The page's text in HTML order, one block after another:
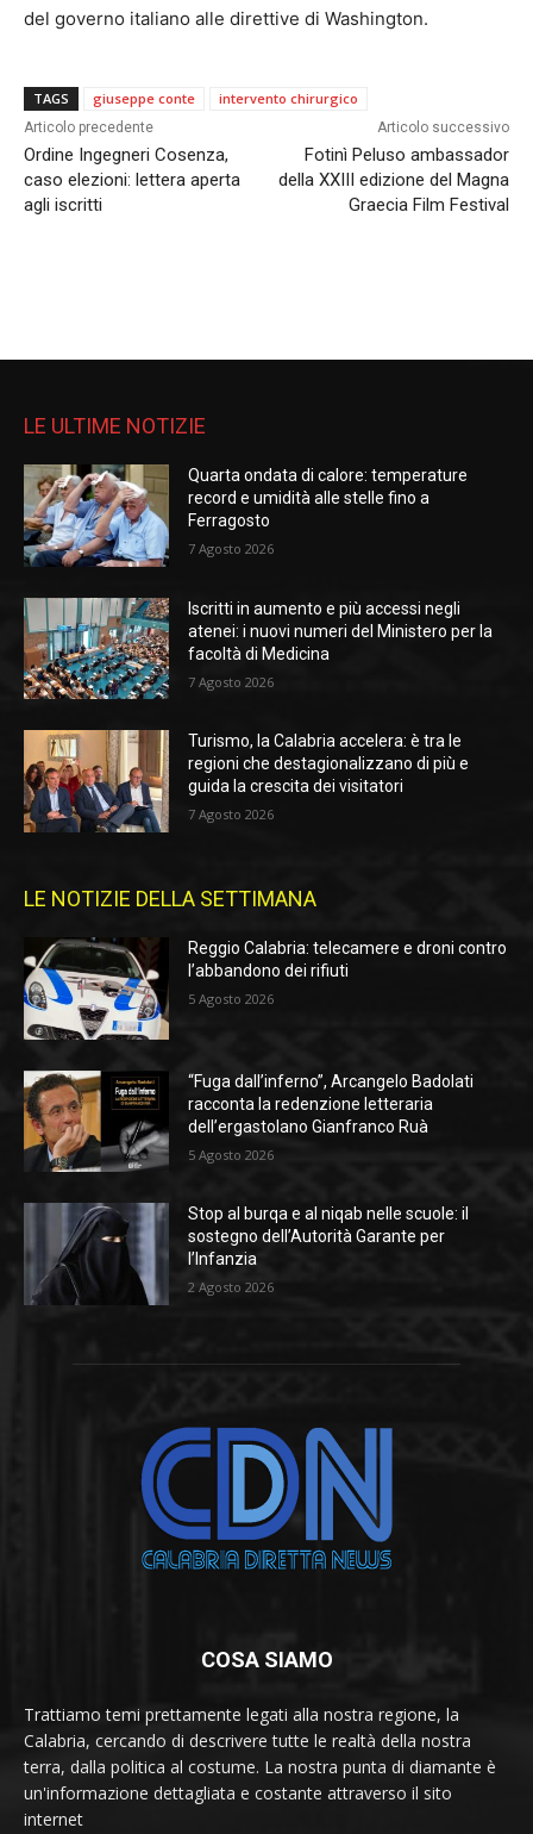
del governo italiano alle direttive di Washington.
TAGS giuseppe conte intervento chirurgico
Articolo precedente
Ordine Ingegneri Cosenza,
caso elezioni: lettera aperta
agli iscritti
Articolo successivo
Fotinì Peluso ambassador
della XXIII edizione del Magna
Graecia Film Festival
LE ULTIME NOTIZIE
Quarta ondata di calore: temperature
record e umidità alle stelle fino a
Ferragosto
7 Agosto 2026
Iscritti in aumento e più accessi negli
atenei: i nuovi numeri del Ministero per la
facoltà di Medicina
7 Agosto 2026
Turismo, la Calabria accelera: è tra le
regioni che destagionalizzano di più e
guida la crescita dei visitatori
7 Agosto 2026
LE NOTIZIE DELLA SETTIMANA
Reggio Calabria: telecamere e droni contro
l’abbandono dei rifiuti
5 Agosto 2026
“Fuga dall’inferno”, Arcangelo Badolati
racconta la redenzione letteraria
dell’ergastolano Gianfranco Ruà
5 Agosto 2026
Stop al burqa e al niqab nelle scuole: il
sostegno dell’Autorità Garante per
l’Infanzia
2 Agosto 2026
COSA SIAMO
Trattiamo temi prettamente legati alla nostra regione, la
Calabria, cercando di descrivere tutte le realtà della nostra
terra, dalla politica al costume. La nostra punta di diamante è
un'informazione dettagliata e costante attraverso il sito
internet